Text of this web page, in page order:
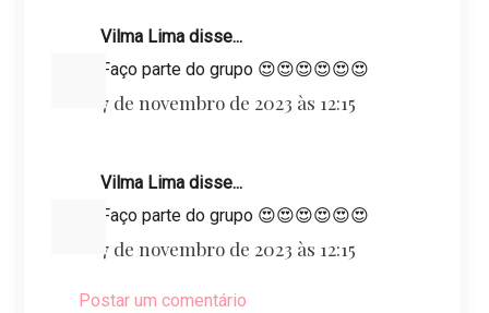
Vilma Lima disse...
Faço parte do grupo 😍😍😍😍😍😍
7 de novembro de 2023 às 12:15
Vilma Lima disse...
Faço parte do grupo 😍😍😍😍😍😍
7 de novembro de 2023 às 12:15
Postar um comentário